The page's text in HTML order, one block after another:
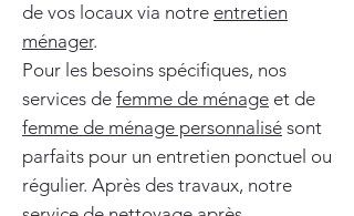
de vos locaux via notre entretien
ménager.
Pour les besoins spécifiques, nos
services de femme de ménage et de
femme de ménage personnalisé sont
parfaits pour un entretien ponctuel ou
régulier. Après des travaux, notre